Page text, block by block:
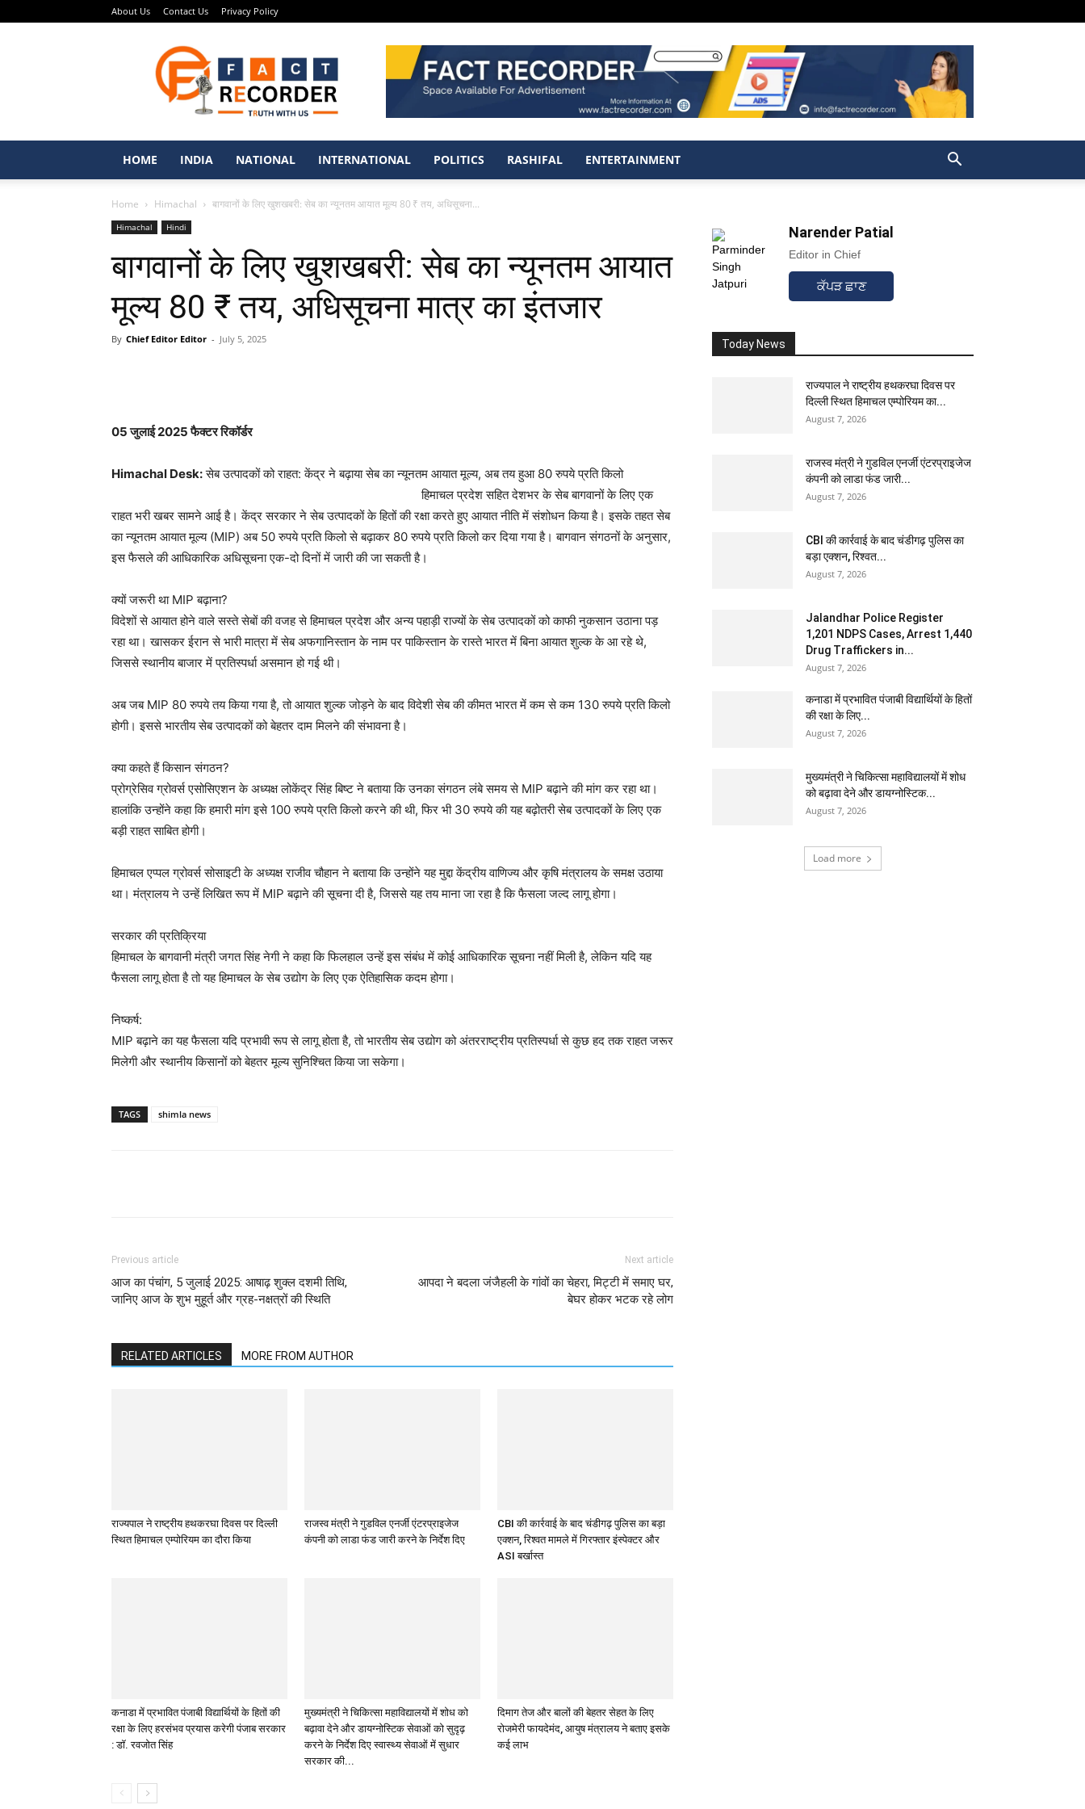
About Us Contact Us Privacy Policy
Recorder
–
Punjabi
News
Portal
HOME
INDIA NATIONAL INTERNATIONAL POLITICS RASHIFAL ENTERTAINMENT
Home Himachal बागवानों के लिए खुशखबरी: सेब का न्यूनतम आयात मूल्य 80 ₹ तय, अधिसूचना...
Himachal Hindi
बागवानों के लिए खुशखबरी: सेब का न्यूनतम आयात
मूल्य 80 ₹ तय, अधिसूचना मात्र का इंतजार
By Chief Editor Editor - July 5, 2025
05 जुलाई 2025 फैक्टर रिकॉर्डर
Himachal Desk:सेब उत्पादकों को राहत: केंद्र ने बढ़ाया सेब का न्यूनतम आयात मूल्य, अब तय हुआ 80 रुपये प्रति किलो
हिमाचल प्रदेश सहित देशभर के सेब बागवानों के लिए एक
राहत भरी खबर सामने आई है। केंद्र सरकार ने सेब उत्पादकों के हितों की रक्षा करते हुए आयात नीति में संशोधन किया है। इसके तहत सेब
का न्यूनतम आयात मूल्य (MIP) अब 50 रुपये प्रति किलो से बढ़ाकर 80 रुपये प्रति किलो कर दिया गया है। बागवान संगठनों के अनुसार,
इस फैसले की आधिकारिक अधिसूचना एक-दो दिनों में जारी की जा सकती है।
क्यों जरूरी था MIP बढ़ाना?
विदेशों से आयात होने वाले सस्ते सेबों की वजह से हिमाचल प्रदेश और अन्य पहाड़ी राज्यों के सेब उत्पादकों को काफी नुकसान उठाना पड़
रहा था। खासकर ईरान से भारी मात्रा में सेब अफगानिस्तान के नाम पर पाकिस्तान के रास्ते भारत में बिना आयात शुल्क के आ रहे थे,
जिससे स्थानीय बाजार में प्रतिस्पर्धा असमान हो गई थी।
अब जब MIP 80 रुपये तय किया गया है, तो आयात शुल्क जोड़ने के बाद विदेशी सेब की कीमत भारत में कम से कम 130 रुपये प्रति किलो
होगी। इससे भारतीय सेब उत्पादकों को बेहतर दाम मिलने की संभावना है।
क्या कहते हैं किसान संगठन?
प्रोग्रेसिव ग्रोवर्स एसोसिएशन के अध्यक्ष लोकेंद्र सिंह बिष्ट ने बताया कि उनका संगठन लंबे समय से MIP बढ़ाने की मांग कर रहा था।
हालांकि उन्होंने कहा कि हमारी मांग इसे 100 रुपये प्रति किलो करने की थी, फिर भी 30 रुपये की यह बढ़ोतरी सेब उत्पादकों के लिए एक
बड़ी राहत साबित होगी।
हिमाचल एप्पल ग्रोवर्स सोसाइटी के अध्यक्ष राजीव चौहान ने बताया कि उन्होंने यह मुद्दा केंद्रीय वाणिज्य और कृषि मंत्रालय के समक्ष उठाया
था। मंत्रालय ने उन्हें लिखित रूप में MIP बढ़ाने की सूचना दी है, जिससे यह तय माना जा रहा है कि फैसला जल्द लागू होगा।
सरकार की प्रतिक्रिया
हिमाचल के बागवानी मंत्री जगत सिंह नेगी ने कहा कि फिलहाल उन्हें इस संबंध में कोई आधिकारिक सूचना नहीं मिली है, लेकिन यदि यह
फैसला लागू होता है तो यह हिमाचल के सेब उद्योग के लिए एक ऐतिहासिक कदम होगा।
निष्कर्ष:
MIP बढ़ाने का यह फैसला यदि प्रभावी रूप से लागू होता है, तो भारतीय सेब उद्योग को अंतरराष्ट्रीय प्रतिस्पर्धा से कुछ हद तक राहत जरूर
मिलेगी और स्थानीय किसानों को बेहतर मूल्य सुनिश्चित किया जा सकेगा।
TAGS shimla news
Previous article
आज का पंचांग, 5 जुलाई 2025: आषाढ़ शुक्ल दशमी तिथि,
जानिए आज के शुभ मुहूर्त और ग्रह-नक्षत्रों की स्थिति
Next article
आपदा ने बदला जंजैहली के गांवों का चेहरा, मिट्टी में समाए घर,
बेघर होकर भटक रहे लोग
RELATED ARTICLES MORE FROM AUTHOR
राज्यपाल ने राष्ट्रीय हथकरघा दिवस पर दिल्ली
स्थित हिमाचल एम्पोरियम का दौरा किया
राजस्व मंत्री ने गुडविल एनर्जी एंटरप्राइजेज
कंपनी को लाडा फंड जारी करने के निर्देश दिए
CBI की कार्रवाई के बाद चंडीगढ़ पुलिस का बड़ा
एक्शन, रिश्वत मामले में गिरफ्तार इंस्पेक्टर और
ASI बर्खास्त
कनाडा में प्रभावित पंजाबी विद्यार्थियों के हितों की
रक्षा के लिए हरसंभव प्रयास करेगी पंजाब सरकार
: डॉ. रवजोत सिंह
मुख्यमंत्री ने चिकित्सा महाविद्यालयों में शोध को
बढ़ावा देने और डायग्नोस्टिक सेवाओं को सुदृढ़
करने के निर्देश दिए स्वास्थ्य सेवाओं में सुधार
सरकार की...
दिमाग तेज और बालों की बेहतर सेहत के लिए
रोजमेरी फायदेमंद, आयुष मंत्रालय ने बताए इसके
कई लाभ
Narender Patial
Editor in Chief
ਕੱਪੜ ਛਾਣ
Today News
राज्यपाल ने राष्ट्रीय हथकरघा दिवस पर
दिल्ली स्थित हिमाचल एम्पोरियम का...
August 7, 2026
राजस्व मंत्री ने गुडविल एनर्जी एंटरप्राइजेज
कंपनी को लाडा फंड जारी...
August 7, 2026
CBI की कार्रवाई के बाद चंडीगढ़ पुलिस का
बड़ा एक्शन, रिश्वत...
August 7, 2026
Jalandhar Police Register
1,201 NDPS Cases, Arrest 1,440
Drug Traffickers in...
August 7, 2026
कनाडा में प्रभावित पंजाबी विद्यार्थियों के हितों
की रक्षा के लिए...
August 7, 2026
मुख्यमंत्री ने चिकित्सा महाविद्यालयों में शोध
को बढ़ावा देने और डायग्नोस्टिक...
August 7, 2026
Load more